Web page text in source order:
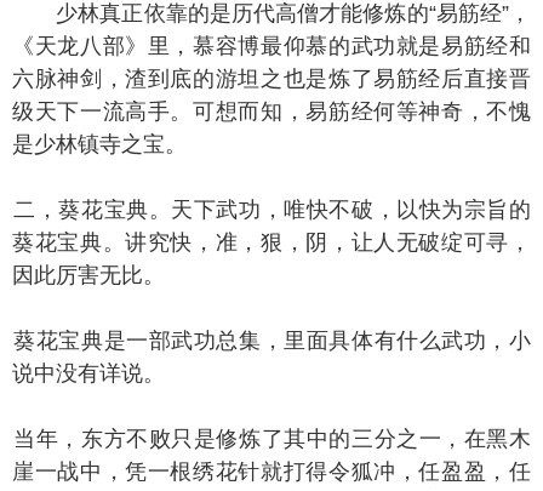
少林真正依靠的是历代高僧才能修炼的“易筋经”，
《天龙八部》里，慕容博最仰慕的武功就是易筋经和
六脉神剑，渣到底的游坦之也是炼了易筋经后直接晋
级天下一流高手。可想而知，易筋经何等神奇，不愧
是少林镇寺之宝。
葵花宝典。天下武功，唯快不破，以快为宗旨的
葵花宝典。讲究快，准，狠，阴，让人无破绽可寻，
因此厉害无比。
宝典是一部武功总集，里面具体有什么武功，小
说中没有详说。
，东方不败只是修炼了其中的三分之一，在黑木
崖一战中，凭一根绣花针就打得令狐冲，任盈盈，任